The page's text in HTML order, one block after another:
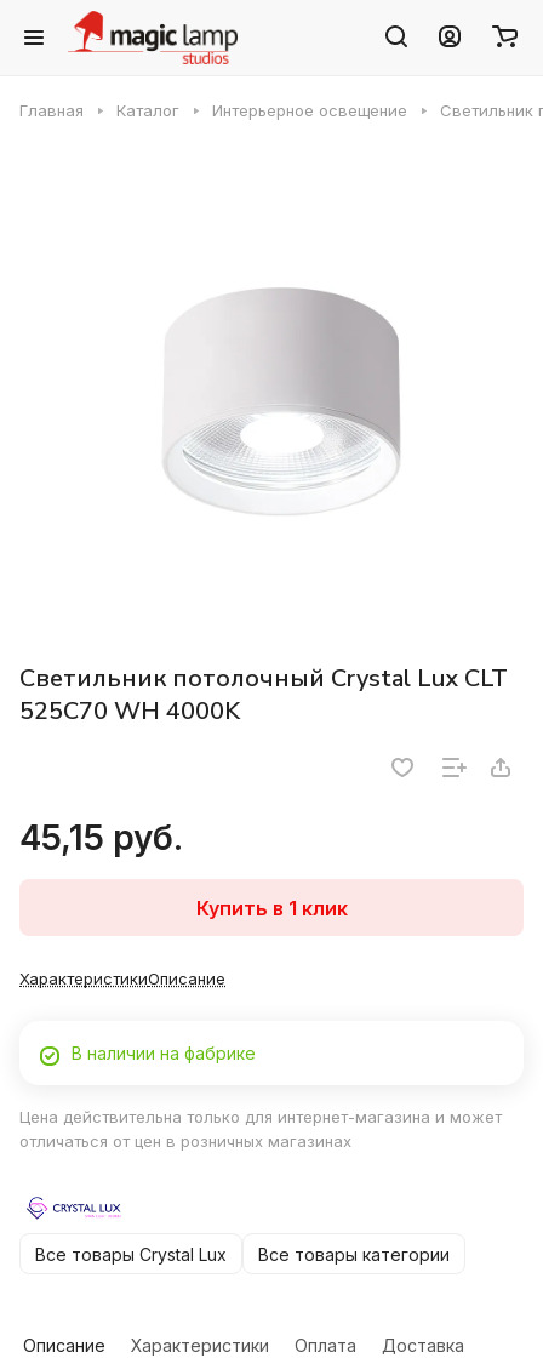
Главная Каталог Интерьерное освещение Светильник
Светильник потолочный Crystal Lux CLT
525C70 WH 4000K
45,15 руб.
Купить в 1 клик
ХарактеристикиОписание
В наличии на фабрике
Цена действительна только для интернет-магазина и может
отличаться от цен в розничных магазинах
Все товары Crystal Lux Все товары категории
Описание Характеристики Оплата Доставка